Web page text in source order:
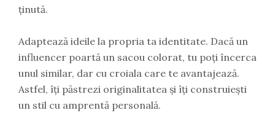
ținută.
Adaptează ideile la propria ta identitate. Dacă un
influencer poartă un sacou colorat, tu poți încerca
unul similar, dar cu croiala care te avantajează.
Astfel, îți păstrezi originalitatea și îți construiești
un stil cu amprentă personală.